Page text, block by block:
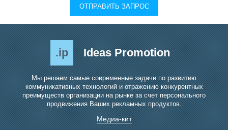
ОТПРАВИТЬ ЗАПРОС
.ip Ideas Promotion
Мы решаем самые современные задачи по развитию
коммуникативных технологий и отражению конкурентных
преимуществ организации на рынке за счет персонального
продвижения Ваших рекламных продуктов.
Медиа-кит